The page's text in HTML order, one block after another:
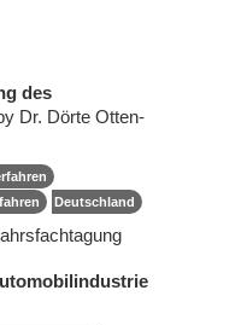
des
Dr. Dörte Otten-
Deutschland